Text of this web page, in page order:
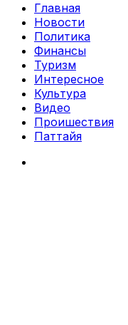
Главная
Новости
Политика
Финансы
Туризм
Интересное
Культура
Видео
Проишествия
Паттайя